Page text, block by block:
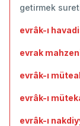
getirmek
evrâk-ı
evrak
evrâk-ı
evrâk-ı
evrâk-ı